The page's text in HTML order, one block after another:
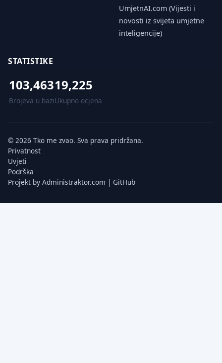
UmjetnAI.com (Vijesti i
novosti iz svijeta umjetne
inteligencije)
STATISTIKE
103,463
Brojeva u bazi
19,225
Ukupno ocjena
© 2026 Tko me zvao. Sva prava pridržana.
Privatnost
Uvjeti
Podrška
Projekt by Administraktor.com | GitHub